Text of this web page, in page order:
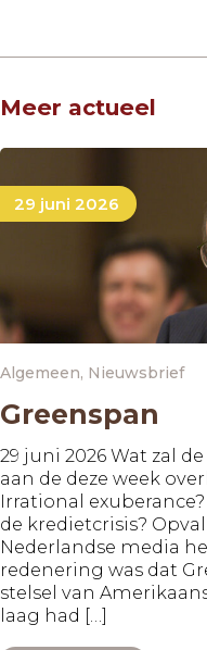
Meer actueel
29 juni 2026
Algemeen, Nieuwsbrief
Greenspan
29 juni 2026 Wat zal
aan de deze week
Irrational
de kredietcrisis?
Nederlandse media
redenering was dat
stelsel van
laag had […]